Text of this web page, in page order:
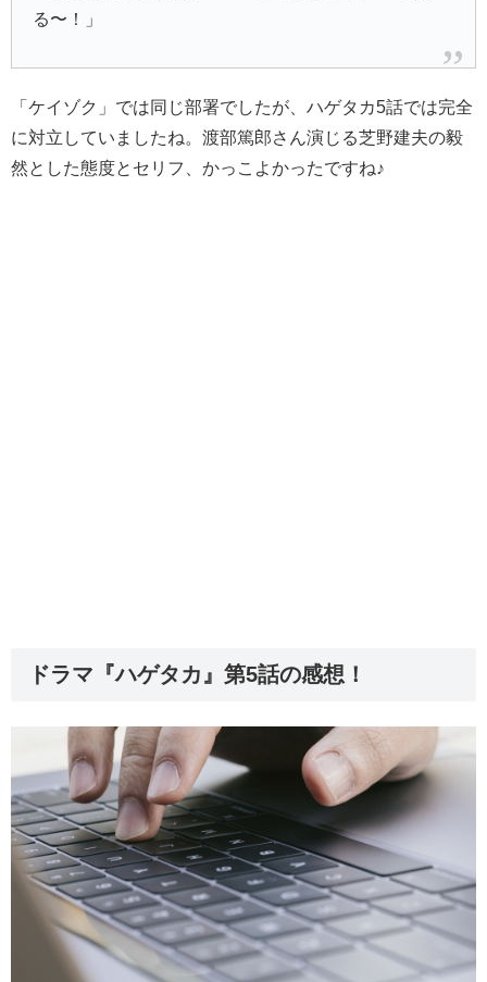
る〜！」
「ケイゾク」では同じ部署でしたが、ハゲタカ5話では完全
に対立していましたね。渡部篤郎さん演じる芝野建夫の毅
然とした態度とセリフ、かっこよかったですね♪
ドラマ『ハゲタカ』第5話の感想！